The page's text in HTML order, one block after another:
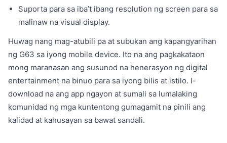
Suporta para sa iba’t ibang resolution ng screen para sa
malinaw na visual display.
Huwag nang mag-atubili pa at subukan ang kapangyarihan
ng G63 sa iyong mobile device. Ito na ang pagkakataon
mong maranasan ang susunod na henerasyon ng digital
entertainment na binuo para sa iyong bilis at istilo. I-
download na ang app ngayon at sumali sa lumalaking
komunidad ng mga kuntentong gumagamit na pinili ang
kalidad at kahusayan sa bawat sandali.